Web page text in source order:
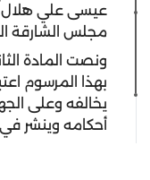
عيسى علي هلال
مجلس الشارقة
ونصت المادة
بهذا المرسوم
يخالفه وعلى
أحكامه وينشر في